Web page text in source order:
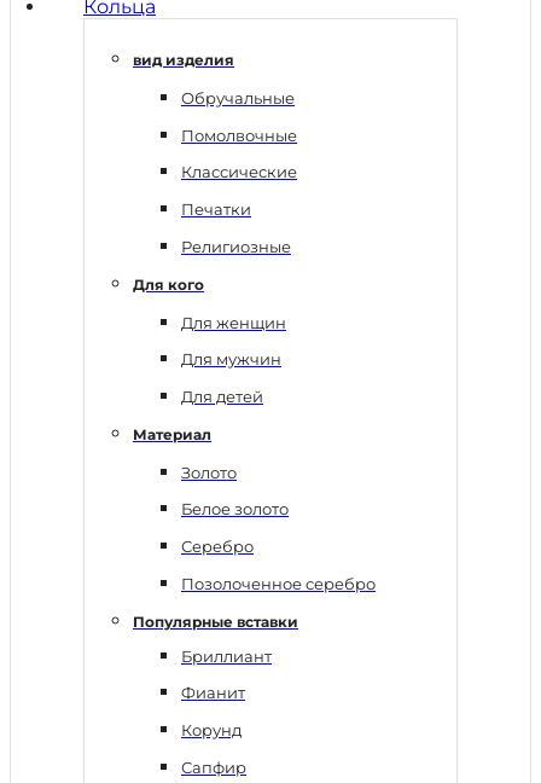
Кольца
вид изделия
Обручальные
Помолвочные
Классические
Печатки
Религиозные
Для кого
Для женщин
Для мужчин
Для детей
Материал
Золото
Белое золото
Серебро
Позолоченное серебро
Популярные вставки
Бриллиант
Фианит
Корунд
Сапфир